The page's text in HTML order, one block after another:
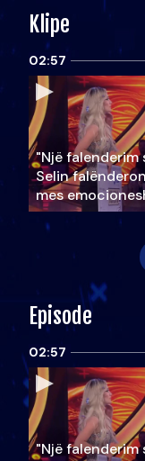
Klipe
02:57
"Një falenderim
Selin
mes
Episode
02:57
"Një falenderim